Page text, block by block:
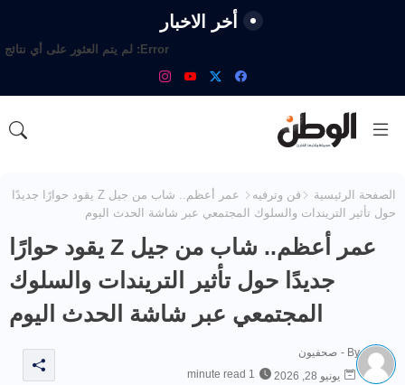
أخر الاخبار
Error: لم يتم العثور على أي نتائج
الصفحة الرئيسية فن وترفيه
عمر أعظم.. شاب من جيل Z يقود حوارًا جديدًا
حول تأثير التريندات والسلوك المجتمعي عبر شاشة الحدث اليوم
عمر أعظم.. شاب من جيل Z يقود حوارًا
جديدًا حول تأثير التريندات والسلوك
المجتمعي عبر شاشة الحدث اليوم
By -
صحفيون
يونيو 28, 2026
1 minute read